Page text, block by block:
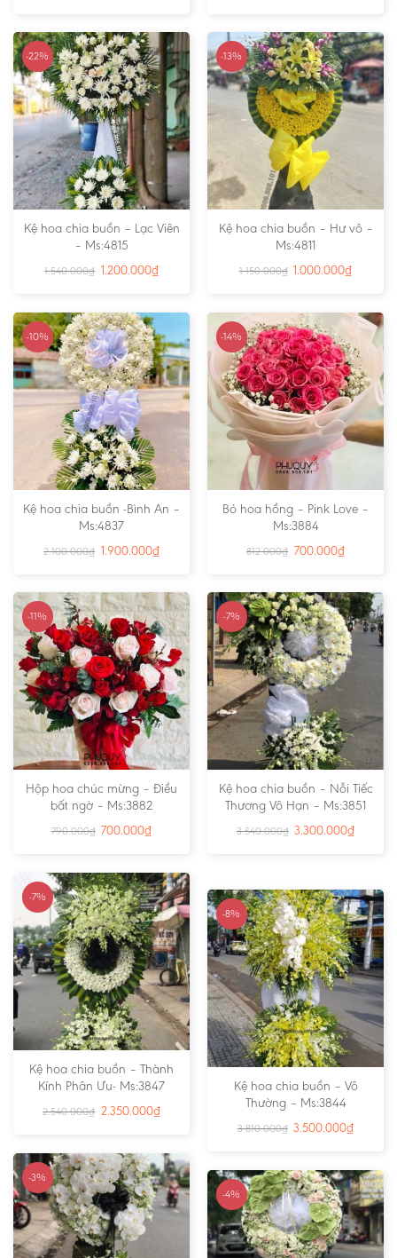
-22%
Kệ hoa chia buồn – Lạc Viên
– Ms:4815
1.540.000₫ 1.200.000₫
-13%
Kệ hoa chia buồn – Hư vô –
Ms:4811
1.150.000₫ 1.000.000₫
-10%
Kệ hoa chia buồn -Bình An –
Ms:4837
2.100.000₫ 1.900.000₫
-14%
Bó hoa hồng – Pink Love –
Ms:3884
812.000₫ 700.000₫
-11%
Hộp hoa chúc mừng – Điều
bất ngờ – Ms:3882
790.000₫ 700.000₫
-7%
Kệ hoa chia buồn – Nỗi Tiếc
Thương Vô Hạn – Ms:3851
3.540.000₫ 3.300.000₫
-7%
Kệ hoa chia buồn – Thành
Kính Phân Ưu- Ms:3847
2.540.000₫ 2.350.000₫
-8%
Kệ hoa chia buồn – Vô
Thường – Ms:3844
3.810.000₫ 3.500.000₫
-3%
-4%